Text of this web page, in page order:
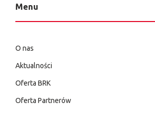
Menu
O nas
Aktualności
Oferta BRK
Oferta Partnerów